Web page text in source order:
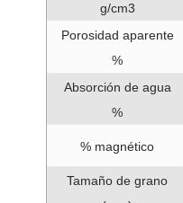
g/cm3
Porosidad aparente
%
Absorción de agua
%
% magnético
Tamaño de grano